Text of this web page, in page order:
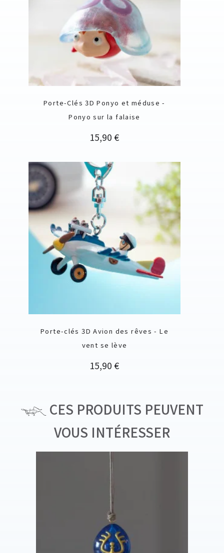
Porte-Clés 3D Ponyo et méduse -
Ponyo sur la falaise
Prix
15,90 €
Porte-clés 3D Avion des rêves - Le
vent se lève
Prix
15,90 €
CES PRODUITS PEUVENT
VOUS INTÉRESSER